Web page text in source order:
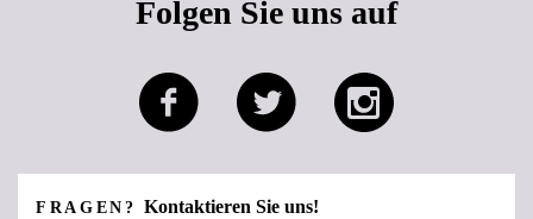
Folgen Sie uns auf
FRAGEN?Kontaktieren Sie uns!